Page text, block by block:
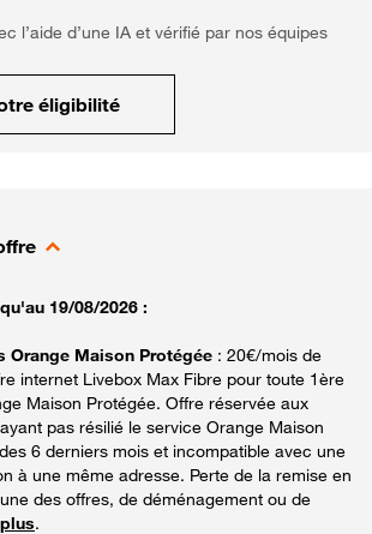
l’aide d’une IA et vérifié par nos équipes
éligibilité
19/08/2026 :
Orange Maison Protégée : 20€/mois de
internet Livebox Max Fibre pour toute 1ère
Maison Protégée. Offre réservée aux
pas résilié le service Orange Maison
6 derniers mois et incompatible avec une
à une même adresse. Perte de la remise en
des offres, de déménagement ou de
.